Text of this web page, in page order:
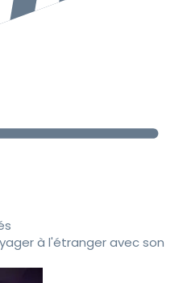
à l'étranger avec son